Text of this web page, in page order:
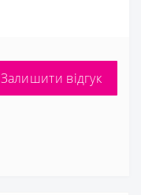
Залишити відгук